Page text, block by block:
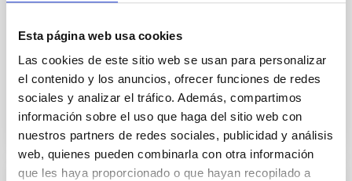
Esta página web usa cookies
Las cookies de este sitio web se usan para personalizar
el contenido y los anuncios, ofrecer funciones de redes
sociales y analizar el tráfico. Además, compartimos
información sobre el uso que haga del sitio web con
nuestros partners de redes sociales, publicidad y análisis
web, quienes pueden combinarla con otra información
que les haya proporcionado o que hayan recopilado a
ofrece ventajas para medir superficies reflectantes y
franjas precisos sobre la superficie del objeto y son
capturados por dos cámaras. Dado que las